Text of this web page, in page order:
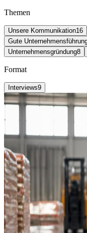
Themen
Unsere Kommunikation16
Gute
Unternehmensgründung8
Format
Interviews9